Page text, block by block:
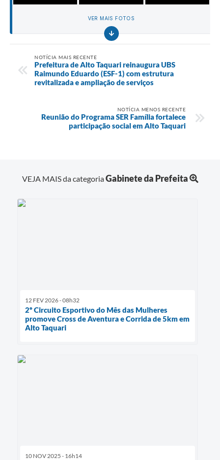
VER MAIS FOTOS
NOTÍCIA MAIS RECENTE
Prefeitura de Alto Taquari reinaugura UBS
Raimundo Eduardo (ESF-1) com estrutura
revitalizada e ampliação de serviços
NOTÍCIA MENOS RECENTE
Reunião do Programa SER Família fortalece
participação social em Alto Taquari
VEJA MAIS da categoriaGabinete da Prefeita
12 FEV 2026 - 08h32
2º Circuito Esportivo do Mês das Mulheres
promove Cross de Aventura e Corrida de 5km em
Alto Taquari
10 NOV 2025 - 16h14